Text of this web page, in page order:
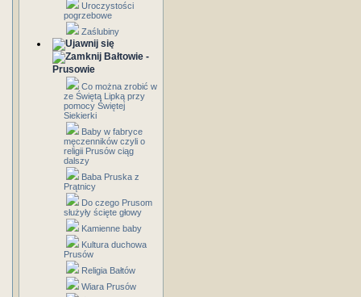
Uroczystości
pogrzebowe
Zaślubiny
Bałtowie -
Prusowie
Co można zrobić w
ze Świętą Lipką przy
pomocy Świętej
Siekierki
Baby w fabryce
męczenników czyli o
religii Prusów ciąg
dalszy
Baba Pruska z
Prątnicy
Do czego Prusom
służyły ścięte głowy
Kamienne baby
Kultura duchowa
Prusów
Religia Bałtów
Wiara Prusów